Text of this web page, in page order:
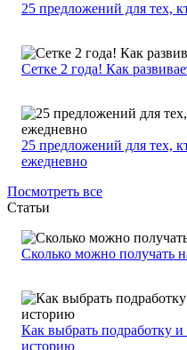
25 предложений для тех,
Сетке 2 года! Как
25 предложений для тех,
ежедневно
Посмотреть все
Статьи
Сколько можно получать
Как выбрать подработку
историю